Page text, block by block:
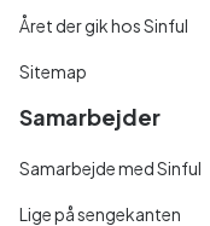
Året der gik hos Sinful
Sitemap
Samarbejder
Samarbejde med Sinful
Lige på sengekanten